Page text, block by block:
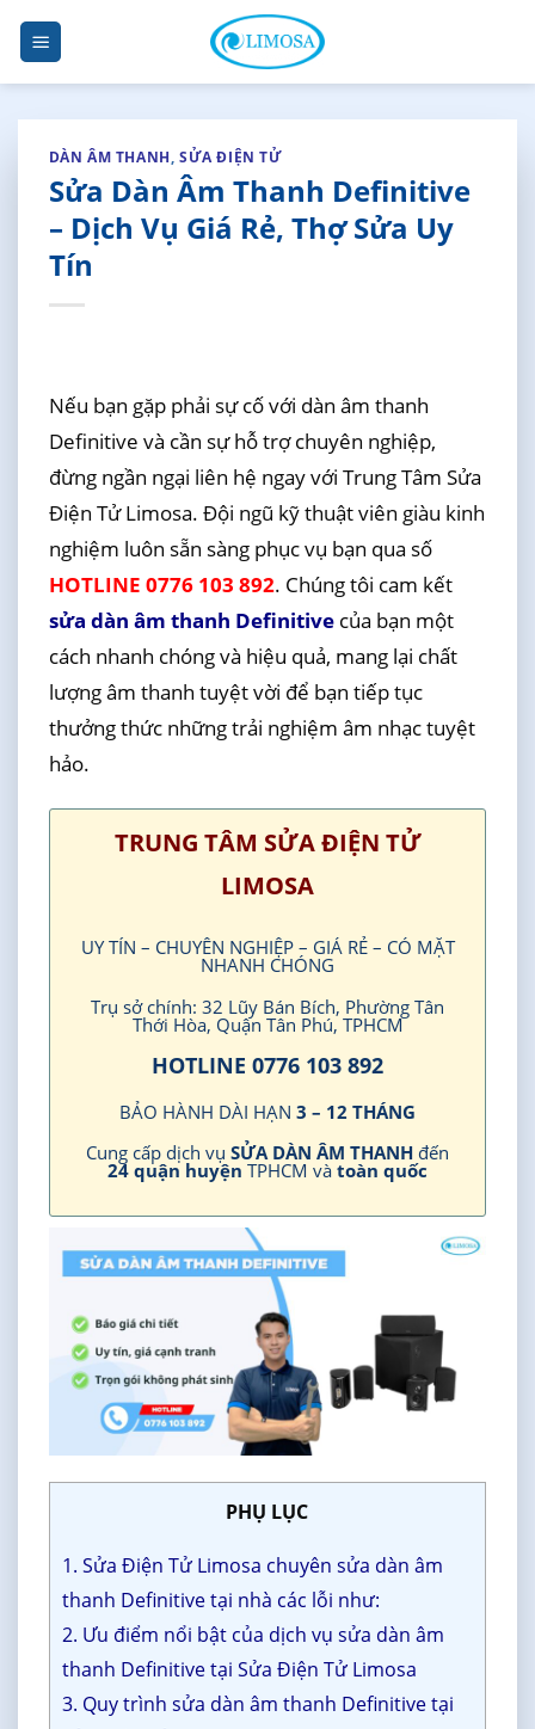
Skip
content
DÀN ÂM THANH,SỬA ĐIỆN TỬ
Sửa Dàn Âm Thanh Definitive
– Dịch Vụ Giá Rẻ, Thợ Sửa Uy
Tín
Nếu bạn gặp phải sự cố với dàn âm thanh
Definitive và cần sự hỗ trợ chuyên nghiệp,
đừng ngần ngại liên hệ ngay với Trung Tâm Sửa
Điện Tử Limosa. Đội ngũ kỹ thuật viên giàu kinh
nghiệm luôn sẵn sàng phục vụ bạn qua số
HOTLINE 0776 103 892. Chúng tôi cam kết
sửa dàn âm thanh Definitivecủa bạn một
cách nhanh chóng và hiệu quả, mang lại chất
lượng âm thanh tuyệt vời để bạn tiếp tục
thưởng thức những trải nghiệm âm nhạc tuyệt
hảo.
TRUNG TÂM SỬA ĐIỆN TỬ
LIMOSA
UY TÍN – CHUYÊN NGHIỆP – GIÁ RẺ – CÓ MẶT
NHANH CHÓNG
Trụ sở chính: 32 Lũy Bán Bích, Phường Tân
Thới Hòa, Quận Tân Phú, TPHCM
HOTLINE 0776 103 892
BẢO HÀNH DÀI HẠN 3 – 12 THÁNG
Cung cấp dịch vụ SỬA DÀN ÂM THANH đến
24 quận huyện TPHCM và toàn quốc
PHỤ LỤC
1. Sửa Điện Tử Limosa chuyên sửa dàn âm
thanh Definitive tại nhà các lỗi như:
2. Ưu điểm nổi bật của dịch vụ sửa dàn âm
thanh Definitive tại Sửa Điện Tử Limosa
3. Quy trình sửa dàn âm thanh Definitive tại